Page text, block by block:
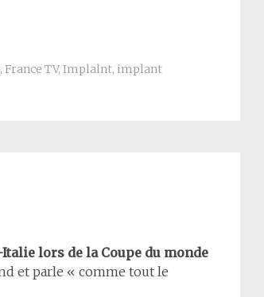
, France TV,Implalnt, implant
lors de la Coupe du monde
et parle « comme tout le